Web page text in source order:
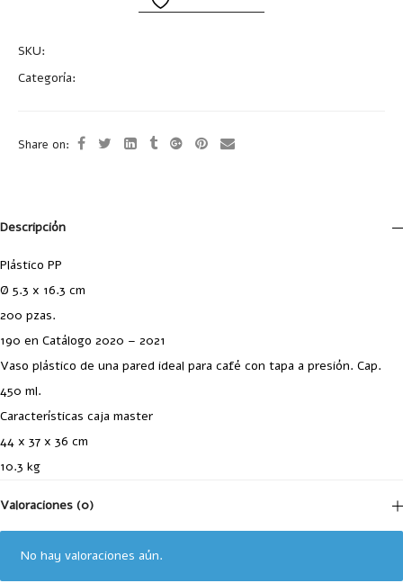
SKU:
Categoría:
Share on:
Descripción
Plástico PP
Ø 5.3 x 16.3 cm
200 pzas.
190 en Catálogo 2020 – 2021
Vaso plástico de una pared ideal para café con tapa a presión. Cap.
450 ml.
Características caja master
44 x 37 x 36 cm
10.3 kg
Valoraciones (0)
No hay valoraciones aún.